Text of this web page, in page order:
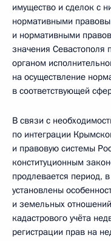
имущество и сделок с
нормативными
и нормативными
значения Севастополя
органом
на осуществление
в соответствующей
В связи с
по интеграции
и правовую системы
конституционным
продлевается период,
установлены
и земельных
кадастрового учёта
регистрации прав на